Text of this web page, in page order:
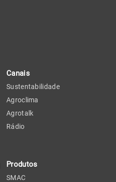
Canais
Sustentabilidade
Agroclima
Agrotalk
Rádio
Produtos
SMAC